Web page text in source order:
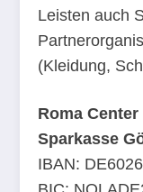
Leisten auch
(Kleidung,
Roma Center
Sparkasse
IBAN: